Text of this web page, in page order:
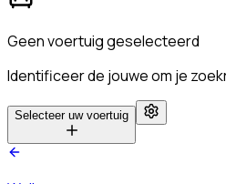
Geen voertuig geselecteerd
Identificeer de jouwe om je
Selecteer uw voertuig